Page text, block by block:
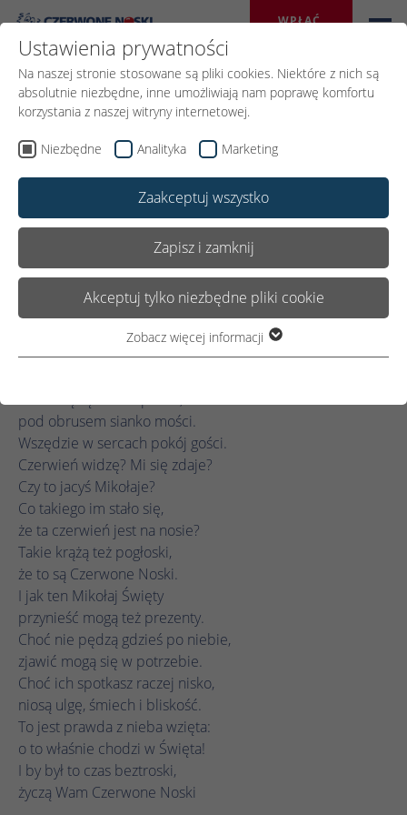
WPŁAĆ
Wróć
Udostępnij:
Wesołych Świąt!
pod obrusem sianko mości.
Wszędzie w sercach pokój gości.
Czerwień widzę? Mi się zdaje?
Czy to jacyś Mikołaje?
Co takiego im stało się,
że ta czerwień jest na nosie?
Takie krążą też pogłoski,
że to są Czerwone Noski.
I jak ten Mikołaj Święty
przynieść mogą też prezenty.
Choć nie pędzą gdzieś po niebie,
zjawić mogą się w potrzebie.
Choć ich spotkasz raczej nisko,
niosą ulgę, śmiech i bliskość.
To jest prawda z nieba wzięta:
o to właśnie chodzi w Święta!
I by był to czas beztroski,
życzą Wam Czerwone Noski
Ustawienia prywatności
Na naszej stronie stosowane są pliki cookies. Niektóre z nich są
absolutnie niezbędne, inne umożliwiają nam poprawę komfortu
korzystania z naszej witryny internetowej.
Niezbędne Analityka Marketing
Zaakceptuj wszystko
Zapisz i zamknij
Akceptuj tylko niezbędne pliki cookie
działa prawidłowo.
Nazwa cookie_optin
Dostawca TYPO3
Czas
trwania
1 rok
Zamiar
Ten plik cookie służy do zapisywania
ustawień plików cookie dla tej witryny
internetowej.
Nazwa SgCookieOptin.lastPreferences
Dostawca TYPO3
Czas
trwania
1 rok
Wyświetl informacje o plikach cookie
Analityka
Nazwa _ga
Dostawca Google Analytics
Czas
trwania
1 rok 1 miesiąc 4 dni
Zamiar
Plik cookie _ga, instalowany przez Google
Analytics, oblicza dane dotyczące
odwiedzających, sesji i kampanii, a także
śledzi wykorzystanie witryny na potrzeby
raportu analitycznego witryny. Plik cookie
przechowuje informacje anonimowo i
przypisuje losowo wygenerowany numer w
Wyświetl informacje o plikach cookie
Marketing
Nazwa _fbp
Dostawca Meta Pixel
Czas
trwania
3 miesiące
Zamiar
Facebook ustawia ten plik cookie w celu
przechowywania i śledzenia interakcji.
Wyświetl informacje o plikach cookie
Zobacz więcej informacji